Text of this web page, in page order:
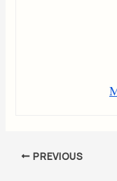
PREVIOUS